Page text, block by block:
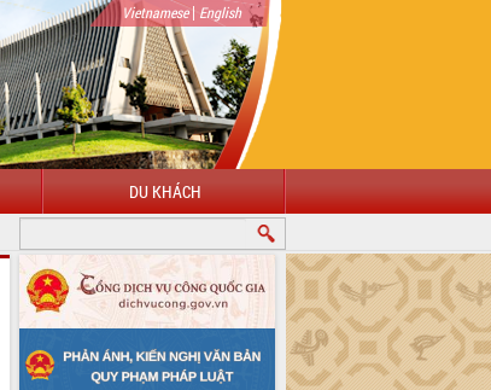
Vietnamese| English
DU KHÁCH